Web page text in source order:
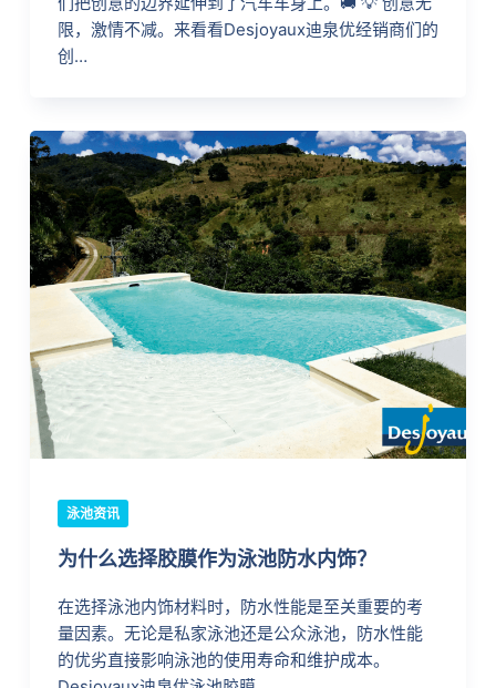
限，激情不减。来看看Desjoyaux迪泉优经销商们的
创…
泳池资讯
为什么选择胶膜作为泳池防水内饰？
在选择泳池内饰材料时，防水性能是至关重要的考
量因素。无论是私家泳池还是公众泳池，防水性能
的优劣直接影响泳池的使用寿命和维护成本。